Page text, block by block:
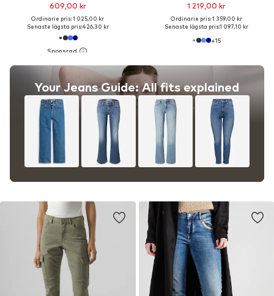
609,00 kr
Ordinarie pris: 1 025,00 kr
Senaste lägsta pris:426,30 kr
Your Jeans Guide: All fits explained
1 219,00 kr
Ordinarie pris: 1 359,00 kr
Senaste lägsta pris:1 097,10 kr
+15